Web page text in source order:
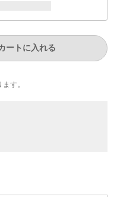
ートに入れる
す。